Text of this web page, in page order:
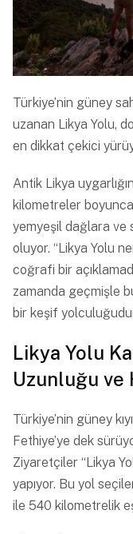
Türkiye’nin güney
uzanan Likya Yolu,
en dikkat çekici
Antik Likya
kilometreler
yemyeşil dağlara ve
oluyor. “Likya Yolu
coğrafi bir
zamanda geçmişle
bir keşif
Likya Yolu
Uzunluğu ve
Türkiye’nin güney
Fethiye’ye dek
Ziyaretçiler “Likya
yapıyor. Bu yol
ile 540 kilometrelik